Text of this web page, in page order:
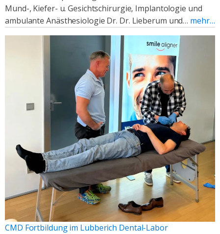
Mund-, Kiefer- u. Gesichtschirurgie, Implantologie und
ambulante Anästhesiologie Dr. Dr. Lieberum und… mehr…
CMD Fortbildung im Lubberich Dental-Labor